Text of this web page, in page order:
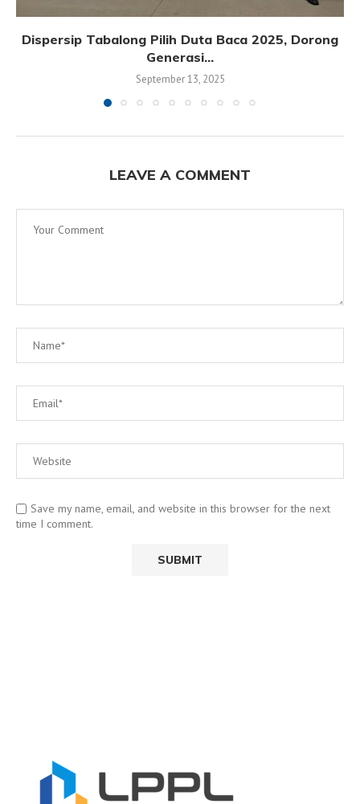
Dispersip Tabalong Pilih Duta Baca 2025, Dorong
Generasi...
September 13, 2025
LEAVE A COMMENT
Save my name, email, and website in this browser for the next
time I comment.